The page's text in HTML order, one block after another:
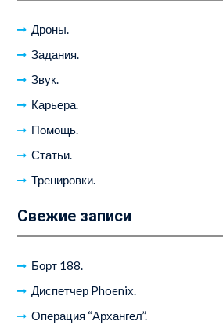
Дроны.
Задания.
Звук.
Карьера.
Помощь.
Статьи.
Тренировки.
Свежие записи
Борт 188.
Диспетчер Phoenix.
Операция “Архангел”.